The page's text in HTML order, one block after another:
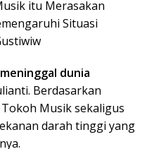
itu Merasakan
Situasi
dunia
Berdasarkan
Musik sekaligus
darah tinggi yang